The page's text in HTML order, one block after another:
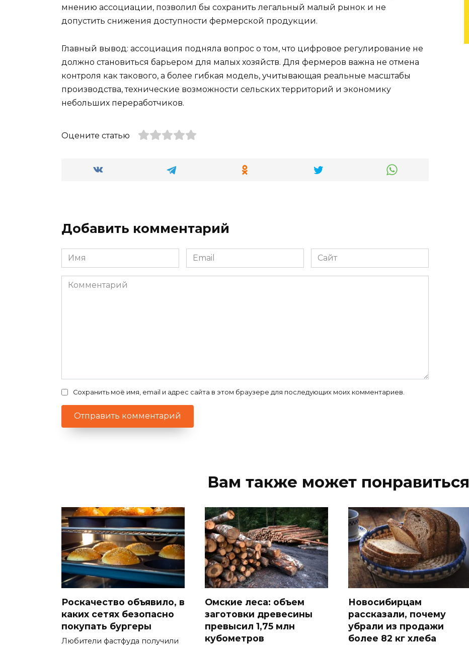
мнению ассоциации, позволил бы сохранить легальный малый рынок и не
допустить снижения доступности фермерской продукции.
Главный вывод: ассоциация подняла вопрос о том, что цифровое регулирование не
должно становиться барьером для малых хозяйств. Для фермеров важна не отмена
контроля как такового, а более гибкая модель, учитывающая реальные масштабы
производства, технические возможности сельских территорий и экономику
небольших переработчиков.
Оцените статью
Добавить комментарий
Имя
*
Email
*
Сайт
Комментарий
Сохранить моё имя, email и адрес сайта в этом браузере для последующих моих комментариев.
Вам также может понравиться
Роскачество объявило, в
каких сетях безопасно
покупать бургеры
Любители фастфуда получили
Омские леса: объем
заготовки древесины
превысил 1,75 млн
кубометров
Новосибирцам
рассказали, почему
убрали из продажи
более 82 кг хлеба